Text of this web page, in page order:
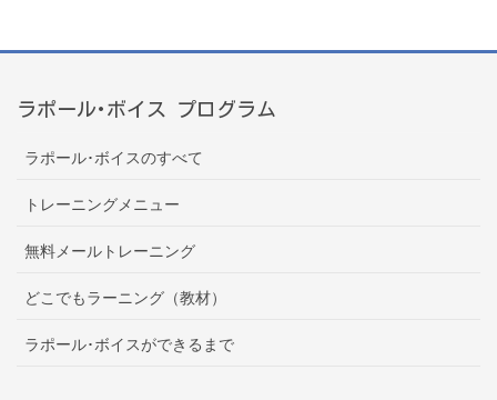
ラポール･ボイス プログラム
ラポール･ボイスのすべて
トレーニングメニュー
無料メールトレーニング
どこでもラーニング（教材）
ラポール･ボイスができるまで